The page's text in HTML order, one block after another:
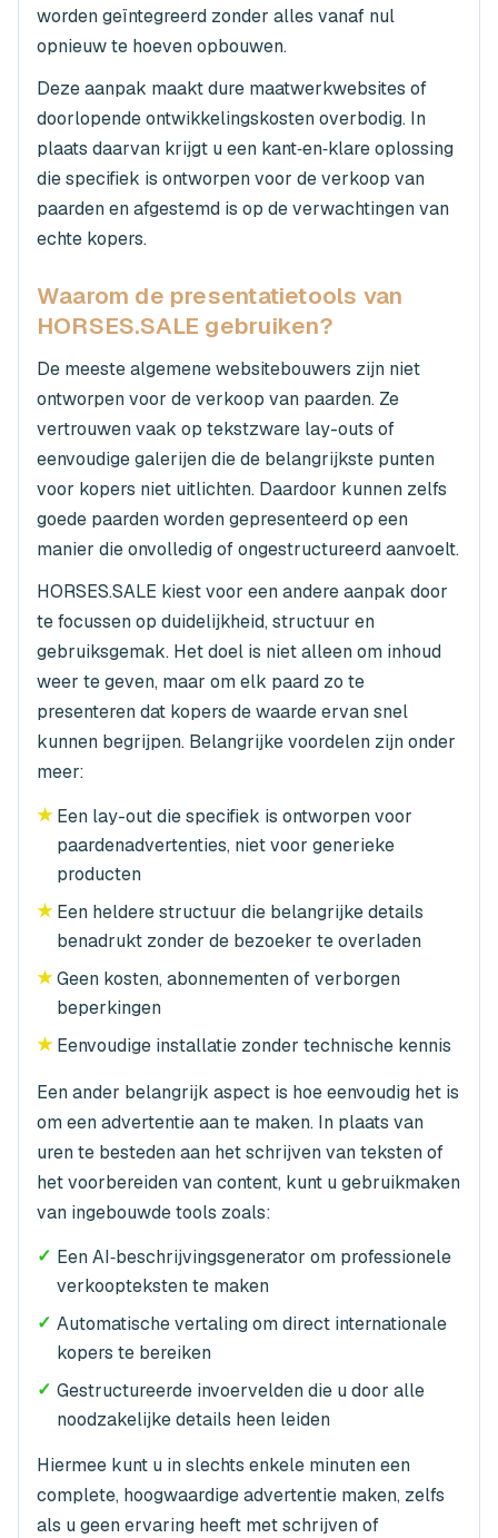
worden geïntegreerd zonder alles vanaf nul
opnieuw te hoeven opbouwen.
Deze aanpak maakt dure maatwerkwebsites of
doorlopende ontwikkelingskosten overbodig. In
plaats daarvan krijgt u een kant‑en‑klare oplossing
die specifiek is ontworpen voor de verkoop van
paarden en afgestemd is op de verwachtingen van
echte kopers.
Waarom de presentatietools van
HORSES.SALE gebruiken?
De meeste algemene websitebouwers zijn niet
ontworpen voor de verkoop van paarden. Ze
vertrouwen vaak op tekstzware lay-outs of
eenvoudige galerijen die de belangrijkste punten
voor kopers niet uitlichten. Daardoor kunnen zelfs
goede paarden worden gepresenteerd op een
manier die onvolledig of ongestructureerd aanvoelt.
HORSES.SALE kiest voor een andere aanpak door
te focussen op duidelijkheid, structuur en
gebruiksgemak. Het doel is niet alleen om inhoud
weer te geven, maar om elk paard zo te
presenteren dat kopers de waarde ervan snel
kunnen begrijpen. Belangrijke voordelen zijn onder
meer:
★ Een lay-out die specifiek is ontworpen voor
paardenadvertenties, niet voor generieke
producten
★ Een heldere structuur die belangrijke details
benadrukt zonder de bezoeker te overladen
★Geen kosten, abonnementen of verborgen
beperkingen
★ Eenvoudige installatie zonder technische kennis
Een ander belangrijk aspect is hoe eenvoudig het is
om een advertentie aan te maken. In plaats van
uren te besteden aan het schrijven van teksten of
het voorbereiden van content, kunt u gebruikmaken
van ingebouwde tools zoals:
✓ Een AI‑beschrijvingsgenerator om professionele
verkoopteksten te maken
✓ Automatische vertaling om direct internationale
kopers te bereiken
✓ Gestructureerde invoervelden die u door alle
noodzakelijke details heen leiden
Hiermee kunt u in slechts enkele minuten een
complete, hoogwaardige advertentie maken, zelfs
als u geen ervaring heeft met schrijven of